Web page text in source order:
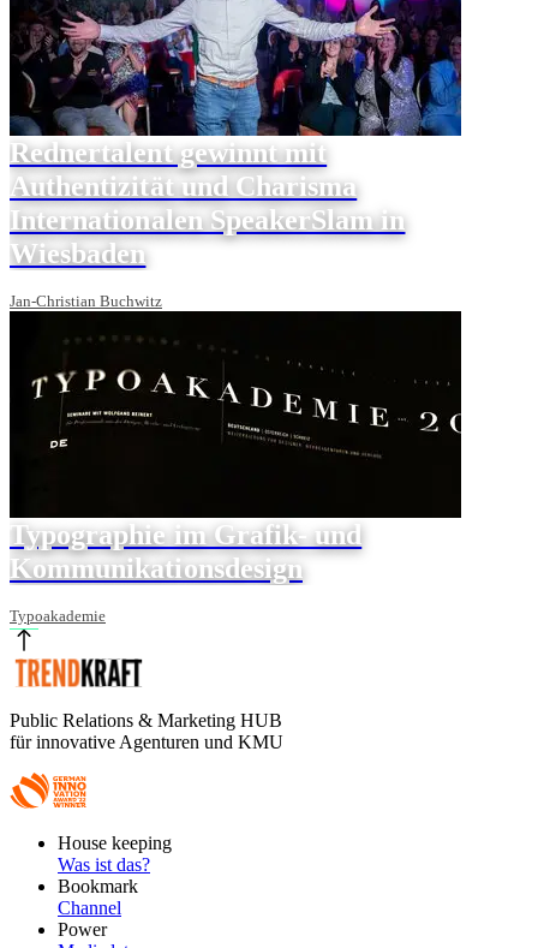
Rednertalent gewinnt mit
Authentizität und Charisma
Internationalen SpeakerSlam in
Wiesbaden
Jan-Christian Buchwitz
Typographie im Grafik- und
Kommunikationsdesign
Typoakademie
Public Relations & Marketing HUB
für innovative Agenturen und KMU
FooterHouse keeping
Was ist das?
Bookmark
Channel
Power